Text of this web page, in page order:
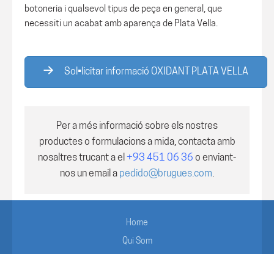
botoneria i qualsevol tipus de peça en general, que
necessiti un acabat amb aparença de Plata Vella.
Sol•licitar informació OXIDANT PLATA VELLA
Per a més informació sobre els nostres
productes o formulacions a mida, contacta amb
nosaltres trucant a el +93 451 06 36 o enviant-
nos un email a pedido@brugues.com.
Home
Qui Som